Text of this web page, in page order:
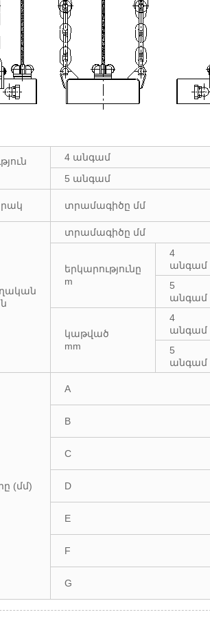
4 անգամ
5 անգամ
տրամագիծը մմ
տրամագիծը մմ
երկարությունը
m
4
անգամ
5
անգամ
կաթված
mm
4
անգամ
5
անգամ
(մմ)
A
B
C
D
E
F
G